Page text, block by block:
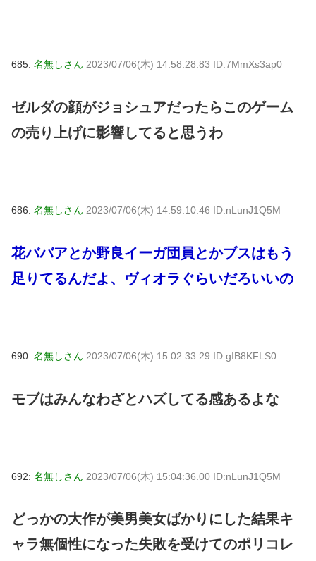
685: 名無しさん 2023/07/06(木) 14:58:28.83 ID:7MmXs3ap0
ゼルダの顔がジョシュアだったらこのゲーム
の売り上げに影響してると思うわ
686: 名無しさん 2023/07/06(木) 14:59:10.46 ID:nLunJ1Q5M
花ババアとか野良イーガ団員とかブスはもう
足りてるんだよ、ヴィオラぐらいだろいいの
690: 名無しさん 2023/07/06(木) 15:02:33.29 ID:gIB8KFLS0
モブはみんなわざとハズしてる感あるよな
692: 名無しさん 2023/07/06(木) 15:04:36.00 ID:nLunJ1Q5M
どっかの大作が美男美女ばかりにした結果キ
ャラ無個性になった失敗を受けてのポリコレ